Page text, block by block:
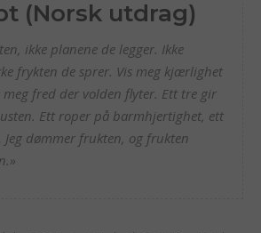
(Norsk utdrag)
ikke planene de legger. Ikke
frykten de sprer. Vis meg kjærlighet
fred der volden flyter. Ett tre gir
Ett roper på barmhjertighet, ett
dømmer frukten, og frukten